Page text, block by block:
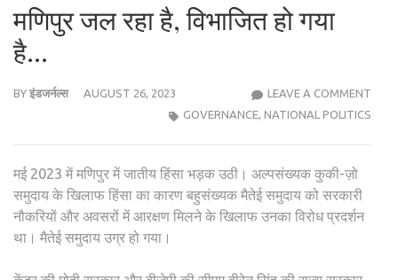
मणिपुर जल रहा है, विभाजित हो गया
है…
BY इंडजर्नल्स AUGUST 26, 2023 LEAVE A COMMENT
GOVERNANCE, NATIONAL POLITICS
मई 2023 में मणिपुर में जातीय हिंसा भड़क उठी। अल्पसंख्यक कुकी-ज़ो
समुदाय के खिलाफ हिंसा का कारण बहुसंख्यक मैतेई समुदाय को सरकारी
नौकरियों और अवसरों में आरक्षण मिलने के खिलाफ उनका विरोध प्रदर्शन
था। मैतेई समुदाय उग्र हो गया।